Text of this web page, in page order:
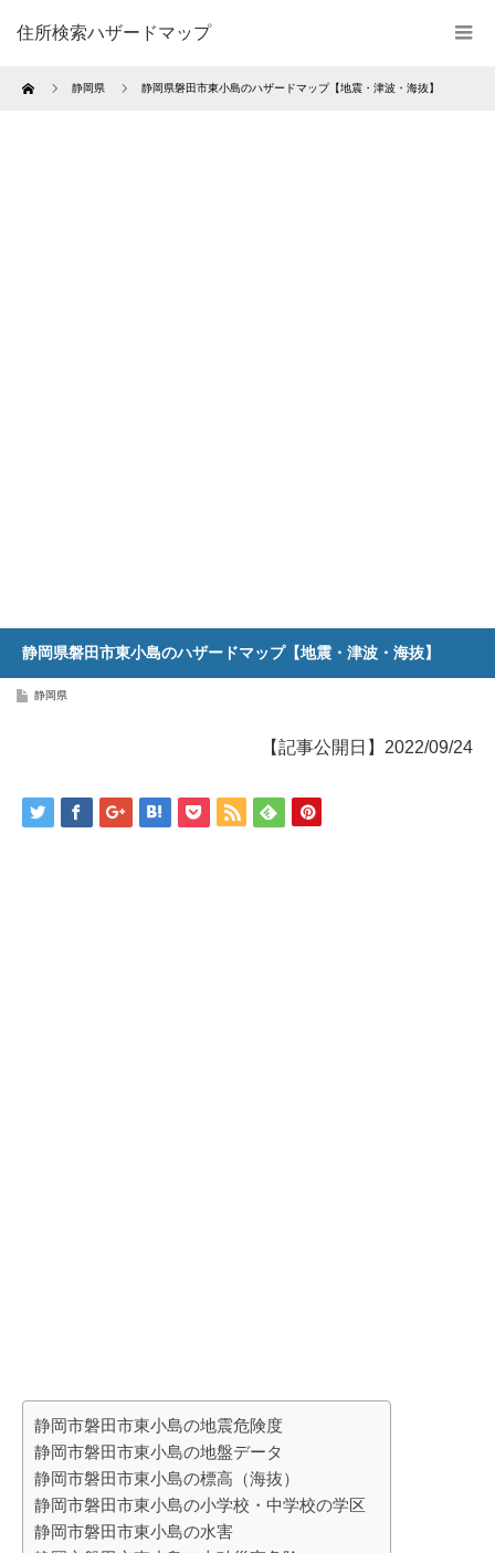
住所検索ハザードマップ
Home 静岡県 静岡県磐田市東小島のハザードマップ【地震・津波・海抜】
静岡県磐田市東小島のハザードマップ【地震・津波・海抜】
静岡県
【記事公開日】2022/09/24
静岡市磐田市東小島の地震危険度
静岡市磐田市東小島の地盤データ
静岡市磐田市東小島の標高（海抜）
静岡市磐田市東小島の小学校・中学校の学区
静岡市磐田市東小島の水害